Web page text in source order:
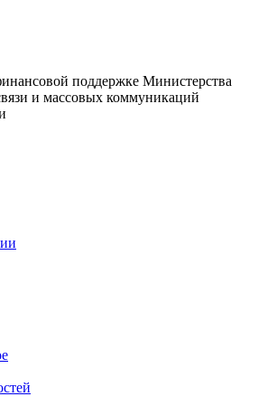
поддержке Министерства
и массовых коммуникаций